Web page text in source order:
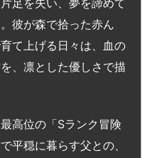
足を失い、夢を諦めて
彼が森で拾った赤ん
て上げる日々は、血の
、凛とした優しさで描
高位の「Sランク冒険
平穏に暮らす父との、